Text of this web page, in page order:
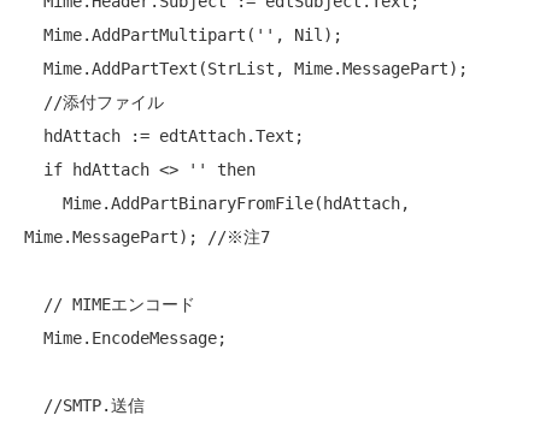
//添付ファイル
if hdAttach <> '' then
Mime.MessagePart);
//※注7
// MIMEエンコード
//SMTP.送信